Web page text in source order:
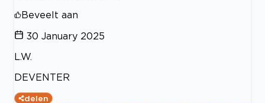
Beveelt aan
30 January 2025
L.W.
DEVENTER
delen